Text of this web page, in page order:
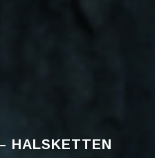
HALSKETTEN